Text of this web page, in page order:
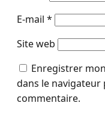
E-mail *
Site web
Enregistrer
dans le
commentaire.